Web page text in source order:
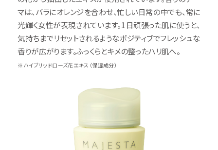
マは、バラにオレンジを合わせ、忙しい日常の中でも、常に
光輝く女性が表現されています。1日頑張った肌に使うと、
気持ちまでリセットされるようなポジティブでフレッシュな
香りが広がります。ふっくらとキメの整ったハリ肌へ。
※ハイブリッドローズ花エキス（保湿成分）